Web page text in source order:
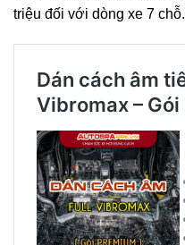
triệu đối với dòng xe 7 chỗ.